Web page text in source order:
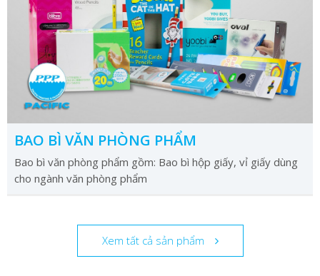
BAO BÌ VĂN PHÒNG PHẨM
Bao bì văn phòng phẩm gồm: Bao bì hộp giấy, vỉ giấy dùng
cho ngành văn phòng phẩm
Xem tất cả sản phẩm